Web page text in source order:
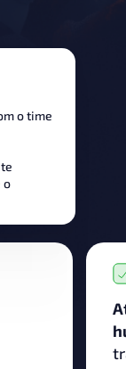
o time
o